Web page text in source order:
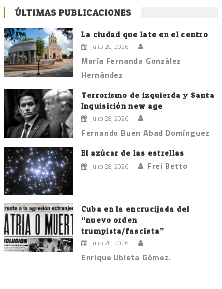
ÚLTIMAS PUBLICACIONES
La ciudad que late en el centro
julio 28, 2026
María Fernanda González
Hernández
Terrorismo de izquierda y Santa
Inquisición new age
julio 28, 2026
Fernando Buen Abad Domínguez
El azúcar de las estrellas
julio 28, 2026 Frei Betto
Cuba en la encrucijada del
“nuevo orden
trumpista/fascista”
julio 28, 2026
Enrique Ubieta Gómez.